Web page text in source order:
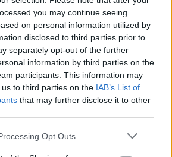
you may continue seeing
on personal information utilized by
disclosed to third parties prior to
separately opt-out of the further
information by third parties on the
participants. This information may
to third parties on the IAB’s List of
that may further disclose it to other
Opt Outs
Τουλάχιστον 3
το τελευταίο 24ωρο